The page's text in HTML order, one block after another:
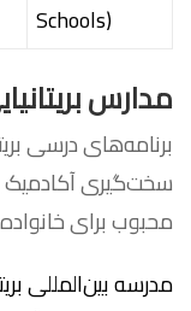
Schools)
مدارس
سخت‌گیری آکادمیک
محبوب برای